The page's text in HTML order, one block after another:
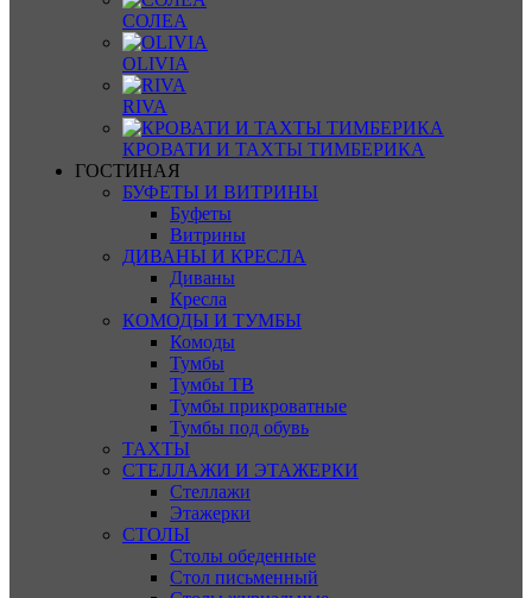
СОЛЕА
OLIVIA
RIVA
КРОВАТИ И ТАХТЫ ТИМБЕРИКА
ГОСТИНАЯ
БУФЕТЫ И ВИТРИНЫ
Буфеты
Витрины
ДИВАНЫ И КРЕСЛА
Диваны
Кресла
КОМОДЫ И ТУМБЫ
Комоды
Тумбы
Тумбы ТВ
Тумбы прикроватные
Тумбы под обувь
ТАХТЫ
СТЕЛЛАЖИ И ЭТАЖЕРКИ
Стеллажи
Этажерки
СТОЛЫ
Столы обеденные
Стол письменный